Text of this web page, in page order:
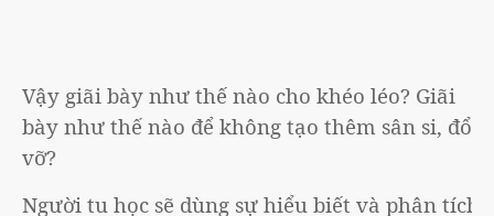
Vậy giãi bày như thế nào cho khéo léo? Giãi
bày như thế nào để không tạo thêm sân si, đổ
vỡ?
Người tu học sẽ dùng sự hiểu biết và phân tích